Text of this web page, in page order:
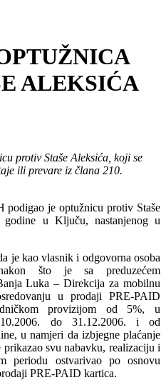
ALEKSIĆA
protiv Staše Aleksića, koji se
ili prevare iz člana 210.
je optužnicu protiv Staše
godine u Ključu, nastanjenog u
je kao vlasnik i odgovorna osoba
što je sa preduzećem
Luka – Direkcija za mobilnu
u prodaji PRE-PAID
provizijom od 5%, u
do 31.12.2006. i od
u namjeri da izbjegne plaćanje
svu nabavku, realizaciju i
periodu ostvarivao po osnovu
PRE-PAID kartica.